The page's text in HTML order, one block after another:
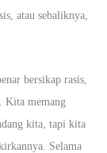
atau sebaliknya,
bersikap rasis,
Kita memang
kita, tapi kita
Selama